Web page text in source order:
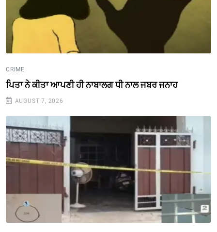
CRIME
ਪਿਤਾ ਨੇ ਕੀਤਾ ਆਪਣੀ ਹੀ ਨਾਬਾਲਗ ਧੀ ਨਾਲ ਜਬਰ ਜਨਾਹ
AUGUST 7, 2026